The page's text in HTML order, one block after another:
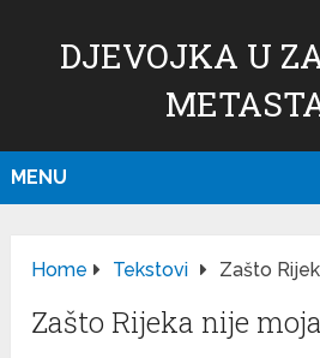
DJEVOJKA U
MENU
Home Tekstovi Zašto
Zašto Rijeka nije